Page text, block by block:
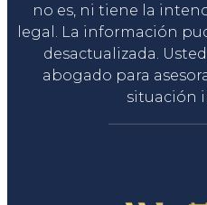
no es, ni tiene la
legal. La información
desactualizada.
abogado para
situación